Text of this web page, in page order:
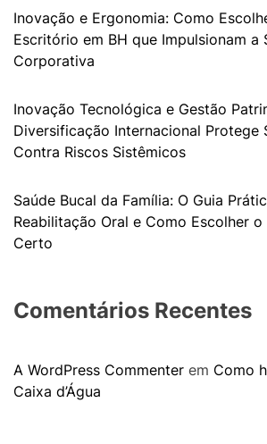
Inovação e Ergonomia: Como
Escritório em BH que Impulsionam a
Corporativa
Inovação Tecnológica e Gestão
Diversificação Internacional Protege
Contra Riscos Sistêmicos
Saúde Bucal da Família: O Guia
Reabilitação Oral e Como Escolher o
Certo
Comentários Recentes
A WordPress Commenter em Como
Caixa d’Água